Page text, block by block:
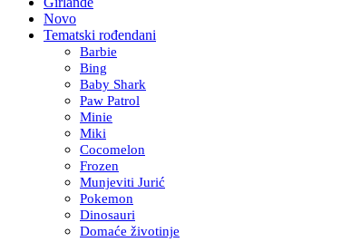
Novo
Tematski rođendani
Barbie
Bing
Baby Shark
Paw Patrol
Minie
Miki
Cocomelon
Frozen
Munjeviti Jurić
Pokemon
Dinosauri
Domaće životinje